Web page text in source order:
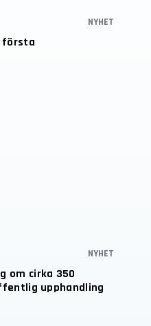
första
NYHET
om cirka 350
upphandling
NYHET